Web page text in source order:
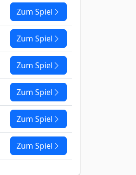
Zum Spiel
Zum Spiel
Zum Spiel
Zum Spiel
Zum Spiel
Zum Spiel